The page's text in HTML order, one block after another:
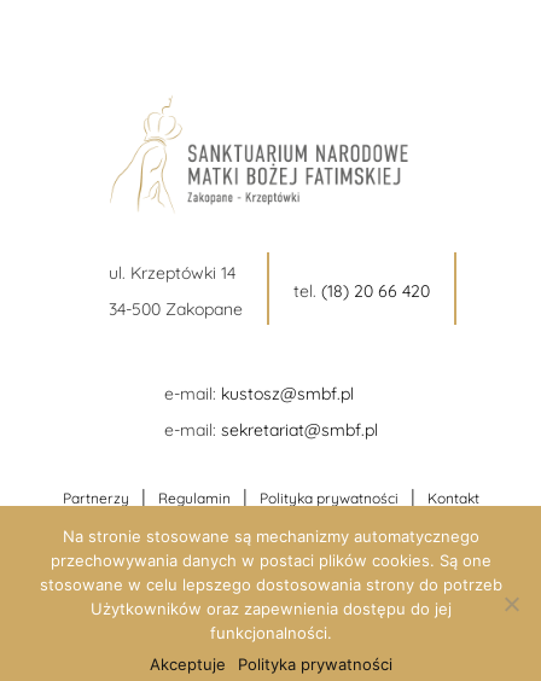
ul. Krzeptówki 14
34-500 Zakopane
tel. (18) 20 66 420
e-mail: kustosz@smbf.pl
e-mail: sekretariat@smbf.pl
Partnerzy | Regulamin | Polityka prywatności | Kontakt
Na stronie stosowane są mechanizmy automatycznego
przechowywania danych w postaci plików cookies. Są one
stosowane w celu lepszego dostosowania strony do potrzeb
Użytkowników oraz zapewnienia dostępu do jej
funkcjonalności.
Akceptuje
Polityka prywatności